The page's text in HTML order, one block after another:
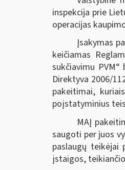
inspekcija prie
operacijas
Įsakymas
keičiamas
sukčiavimu
Direktyva 2006/
pakeitimai,
poįstatyminius
MAĮ
saugoti per juos
paslaugų
įstaigos,